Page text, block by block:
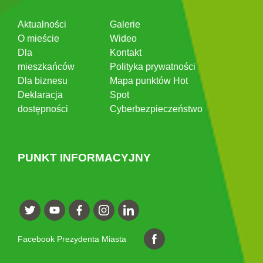
Aktualności
O mieście
Dla
mieszkańców
Dla biznesu
Deklaracja
dostępności
Galerie
Wideo
Kontakt
Polityka prywatności
Mapa punktów Hot
Spot
Cyberbezpieczeństwo
PUNKT INFORMACYJNY
Facebook Prezydenta Miasta